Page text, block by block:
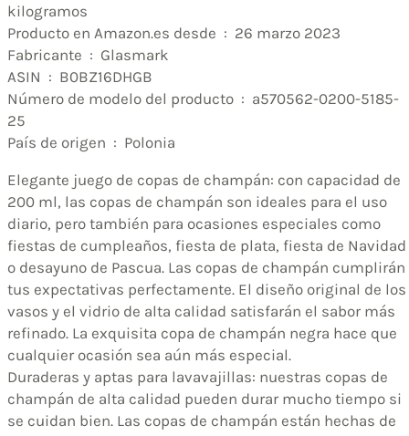
kilogramos
Producto en Amazon.es desde ‏ : ‎ 26 marzo 2023
Fabricante ‏ : ‎ Glasmark
ASIN ‏ : ‎ B0BZ16DHGB
Número de modelo del producto ‏ : ‎ a570562-0200-5185-
25
País de origen ‏ : ‎ Polonia
Elegante juego de copas de champán: con capacidad de
200 ml, las copas de champán son ideales para el uso
diario, pero también para ocasiones especiales como
fiestas de cumpleaños, fiesta de plata, fiesta de Navidad
o desayuno de Pascua. Las copas de champán cumplirán
tus expectativas perfectamente. El diseño original de los
vasos y el vidrio de alta calidad satisfarán el sabor más
refinado. La exquisita copa de champán negra hace que
cualquier ocasión sea aún más especial.
Duraderas y aptas para lavavajillas: nuestras copas de
champán de alta calidad pueden durar mucho tiempo si
se cuidan bien. Las copas de champán están hechas de